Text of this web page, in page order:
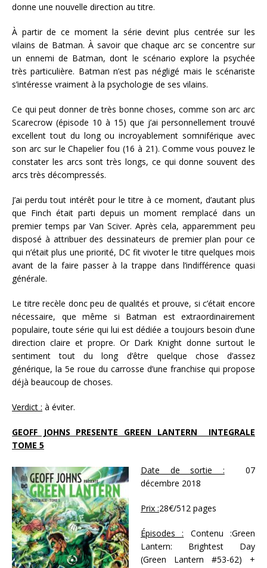
donne une nouvelle direction au titre.
À partir de ce moment la série devint plus centrée sur les
vilains de Batman. À savoir que chaque arc se concentre sur
un ennemi de Batman, dont le scénario explore la psychée
très particulière. Batman n’est pas négligé mais le scénariste
s’intéresse vraiment à la psychologie de ses vilains.
Ce qui peut donner de très bonne choses, comme son arc arc
Scarecrow (épisode 10 à 15) que j’ai personnellement trouvé
excellent tout du long ou incroyablement somniférique avec
son arc sur le Chapelier fou (16 à 21). Comme vous pouvez le
constater les arcs sont très longs, ce qui donne souvent des
arcs très décompressés.
J’ai perdu tout intérêt pour le titre à ce moment, d’autant plus
que Finch était parti depuis un moment remplacé dans un
premier temps par Van Sciver. Après cela, apparemment peu
disposé à attribuer des dessinateurs de premier plan pour ce
qui n’était plus une priorité, DC fit vivoter le titre quelques mois
avant de la faire passer à la trappe dans l’indifférence quasi
générale.
Le titre recèle donc peu de qualités et prouve, si c’était encore
nécessaire, que même si Batman est extraordinairement
populaire, toute série qui lui est dédiée a toujours besoin d’une
direction claire et propre. Or Dark Knight donne surtout le
sentiment tout du long d’être quelque chose d’assez
générique, la 5e roue du carrosse d’une franchise qui propose
déjà beaucoup de choses.
Verdict : à éviter.
GEOFF JOHNS PRESENTE GREEN LANTERN INTEGRALE
TOME 5
Date de sortie : 07
décembre 2018
Prix :28€/512 pages
Épisodes : Contenu :Green
Lantern: Brightest Day
(Green Lantern #53-62) +